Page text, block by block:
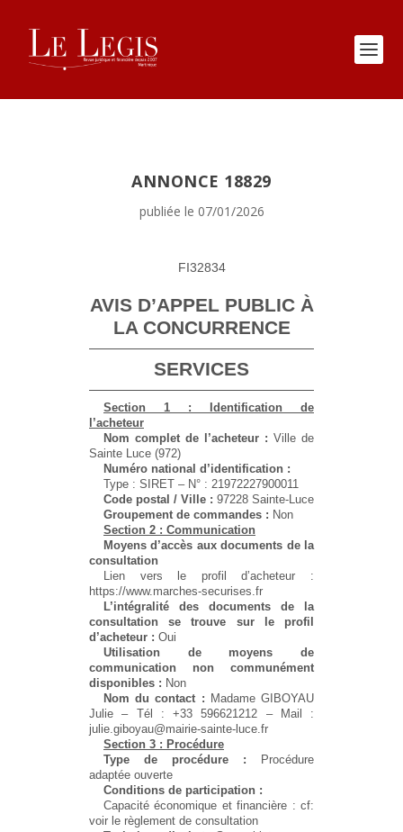
ANNONCE 18829
publiée le 07/01/2026
FI32834
AVIS D’APPEL PUBLIC À
LA CONCURRENCE
SERVICES
Section 1 : Identification de
l’acheteur
Nom complet de l’acheteur : Ville de
Sainte Luce (972)
Numéro national d’identification :
Type : SIRET – N° : 21972227900011
Code postal / Ville : 97228 Sainte-Luce
Groupement de commandes : Non
Section 2 : Communication
Moyens d’accès aux documents de la
consultation
Lien vers le profil d’acheteur :
https://www.marches-securises.fr
L’intégralité des documents de la
consultation se trouve sur le profil
d’acheteur : Oui
Utilisation de moyens de
communication non communément
disponibles : Non
Nom du contact : Madame GIBOYAU
Julie – Tél : +33 596621212 – Mail :
julie.giboyau@mairie-sainte-luce.fr
Section 3 : Procédure
Type de procédure :
Procédure
adaptée ouverte
Conditions de participation :
Capacité économique et financière : cf:
voir le règlement de consultation